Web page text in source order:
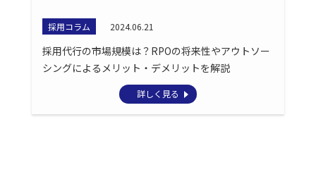
採用コラム 2024.06.21
採用代行の市場規模は？RPOの将来性やアウトソー
シングによるメリット・デメリットを解説
詳しく見る